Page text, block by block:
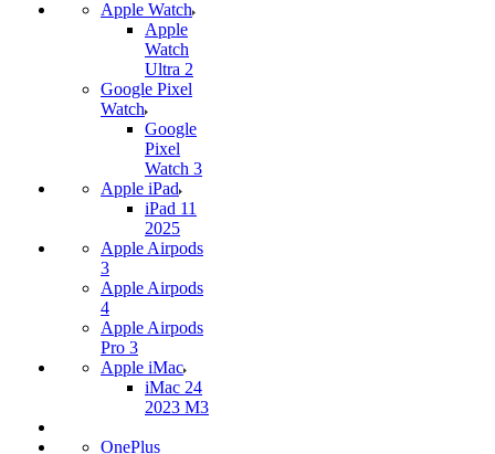
Apple Watch
Apple
Watch
Ultra 2
Google Pixel
Watch
Google
Pixel
Watch 3
Apple iPad
iPad 11
2025
Apple Airpods
3
Apple Airpods
4
Apple Airpods
Pro 3
Apple iMac
iMac 24
2023 M3
OnePlus